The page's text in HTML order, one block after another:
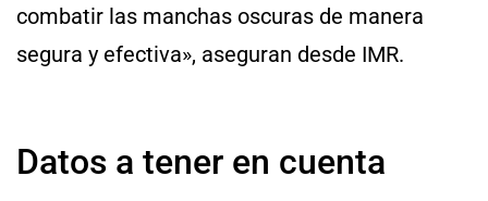
combatir las manchas oscuras de manera
segura y efectiva», aseguran desde IMR.
Datos a tener en cuenta